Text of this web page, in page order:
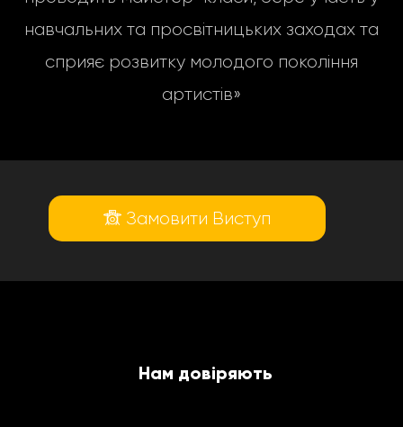
навчальних та просвітницьких заходах та
сприяє розвитку молодого покоління
артистів»
Замовити Виступ
Нам довіряють